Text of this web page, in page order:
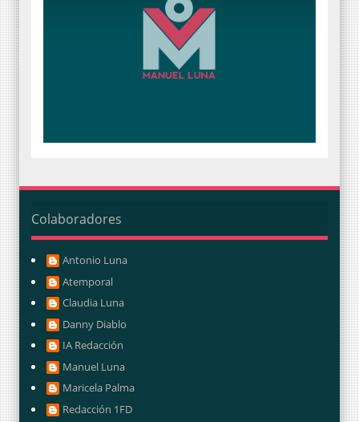
Colaboradores
Antonio Luna
Atemporal
Claudia Luna
Danny Diablo
IA Redacción
Manuel Luna
Maricela Palma
Redacción 1FD